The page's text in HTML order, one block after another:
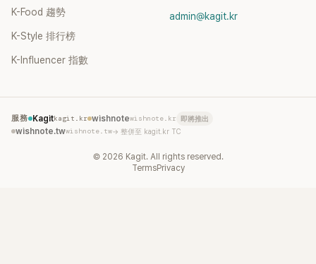
K-Food 趨勢
K-Style 排行榜
K-Influencer 指數
admin@kagit.kr
服務 Kagitkagit.kr wishnotewishnote.kr 即將推出
wishnote.twwishnote.tw→ 整併至 kagit.kr TC
© 2026 Kagit. All rights reserved.
TermsPrivacy